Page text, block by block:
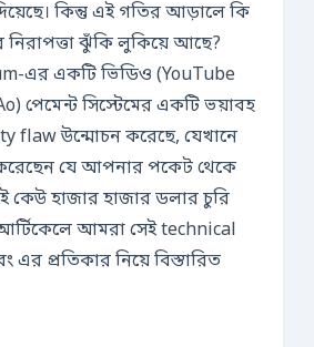
কিন্তু এই গতির আড়ালে কি
ঝুঁকি লুকিয়ে আছে?
এর একটি ভিডিও (YouTube
পেমেন্ট সিস্টেমের একটি ভয়াবহ
flaw উন্মোচন করেছে, যেখানে
যে আপনার পকেট থেকে
কেউ হাজার হাজার ডলার চুরি
আমরা সেই technical
প্রতিকার নিয়ে বিস্তারিত